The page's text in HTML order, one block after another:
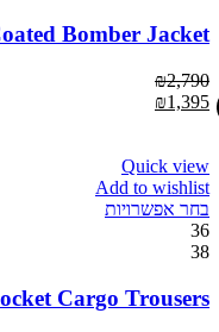
Bomber Jacket
₪2,790
₪1,395
Quick view
Add to wishlist
בחר אפשרויות
36
38
Cargo Trousers